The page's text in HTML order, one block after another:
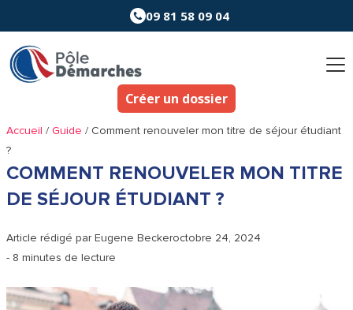
au
contenu
09 81 58 09 04
Créer un dossier
Accueil /Guide / Comment renouveler mon titre de séjour étudiant
?
COMMENT RENOUVELER MON TITRE
DE SÉJOUR ÉTUDIANT ?
Article rédigé parEugene Beckeroctobre 24, 2024
- 8 minutes de lecture